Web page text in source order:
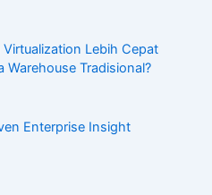
Lebih Cepat
Warehouse Tradisional?
Enterprise Insight